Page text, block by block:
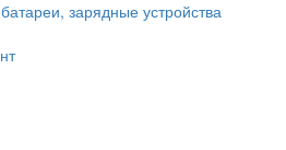
зарядные устройства